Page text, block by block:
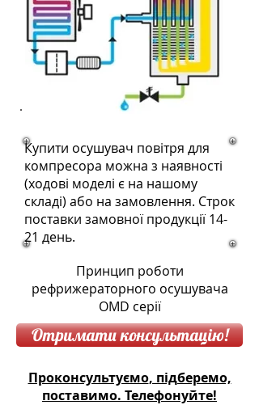
Отримати консультацію!
Принцип роботи
рефрижераторного осушувача
OMD серії
Купити осушувач повітря для
компресора можна з наявності
(ходові моделі є на нашому
складі) або на замовлення. Строк
поставки замовної продукції 14-
21 день.
Проконсультуємо, підберемо,
поставимо. Телефонуйте!